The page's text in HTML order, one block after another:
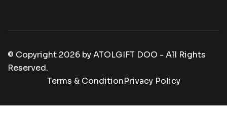
© Copyright 2026 byATOLGIFT DOO - All Rights
Reserved.
Terms & ConditionPrivacy Policy